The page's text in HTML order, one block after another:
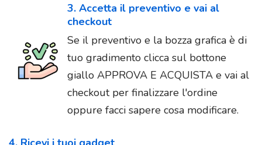
3. Accetta il preventivo e vai al
checkout
Se il preventivo e la bozza grafica è di
tuo gradimento clicca sul bottone
giallo APPROVA E ACQUISTA e vai al
checkout per finalizzare l'ordine
oppure facci sapere cosa modificare.